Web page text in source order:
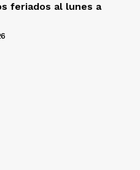
feriados al lunes a